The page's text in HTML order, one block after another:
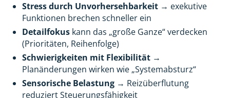
Stress durch Unvorhersehbarkeit → exekutive
Funktionen brechen schneller ein
Detailfokus kann das „große Ganze“ verdecken
(Prioritäten, Reihenfolge)
Schwierigkeiten mit Flexibilität →
Planänderungen wirken wie „Systemabsturz“
Sensorische Belastung → Reizüberflutung
reduziert Steuerungsfähigkeit